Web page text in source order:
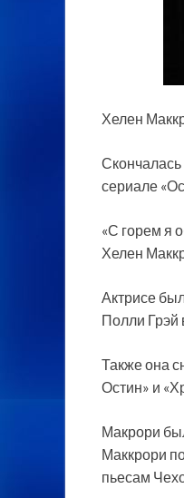
Хелен
сериале
«С горем я
Хелен
Актрисе
Полли Грэй
Также она
Остин» и
Макрори
Маккрори
пьесам